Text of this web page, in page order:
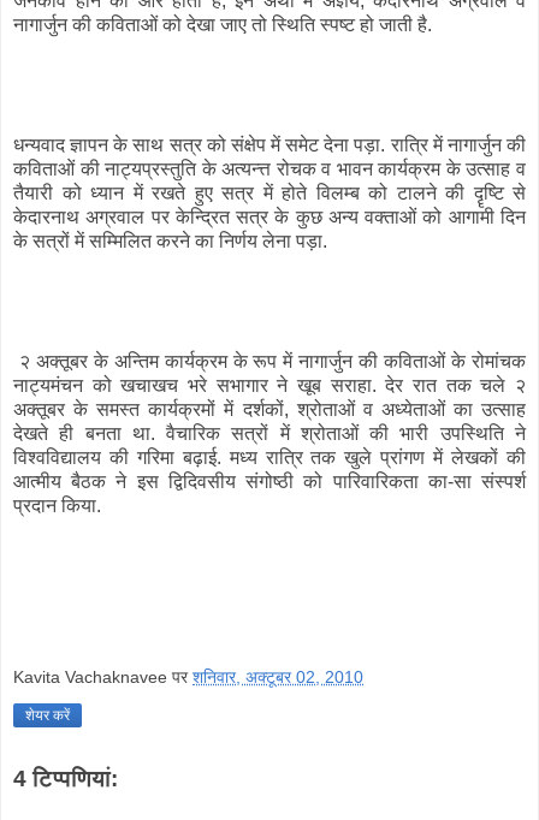
नागार्जुन की कविताओं को देखा जाए तो स्थिति स्पष्ट हो जाती है.
धन्यवाद ज्ञापन के साथ सत्र को संक्षेप में समेट देना पड़ा. रात्रि में नागार्जुन की
कविताओं की नाट्यप्रस्तुति के अत्यन्त्त रोचक व भावन कार्यक्रम के उत्साह व
तैयारी को ध्यान में रखते हुए सत्र में होते विलम्ब को टालने की दॄष्टि से
केदारनाथ अग्रवाल पर केन्द्रित सत्र के कुछ अन्य वक्ताओं को आगामी दिन
के सत्रों में सम्मिलित करने का निर्णय लेना पड़ा.
२ अक्तूबर के अन्तिम कार्यक्रम के रूप में नागार्जुन की कविताओं के रोमांचक
नाट्यमंचन को खचाखच भरे सभागार ने खूब सराहा. देर रात तक चले २
अक्तूबर के समस्त कार्यक्रमों में दर्शकों, श्रोताओं व अध्येताओं का उत्साह
देखते ही बनता था. वैचारिक सत्रों में श्रोताओं की भारी उपस्थिति ने
विश्वविद्यालय की गरिमा बढ़ाई. मध्य रात्रि तक खुले प्रांगण में लेखकों की
आत्मीय बैठक ने इस द्विदिवसीय संगोष्ठी को पारिवारिकता का-सा संस्पर्श
प्रदान किया.
Kavita Vachaknavee परशनिवार, अक्टूबर 02, 2010
शेयर करें
4 टिप्‍पणियां: